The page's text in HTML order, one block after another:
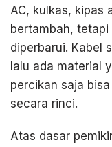
AC, kulkas, kipas
bertambah,
diperbarui. Kabel
lalu ada material
percikan saja
secara rinci.
Atas dasar